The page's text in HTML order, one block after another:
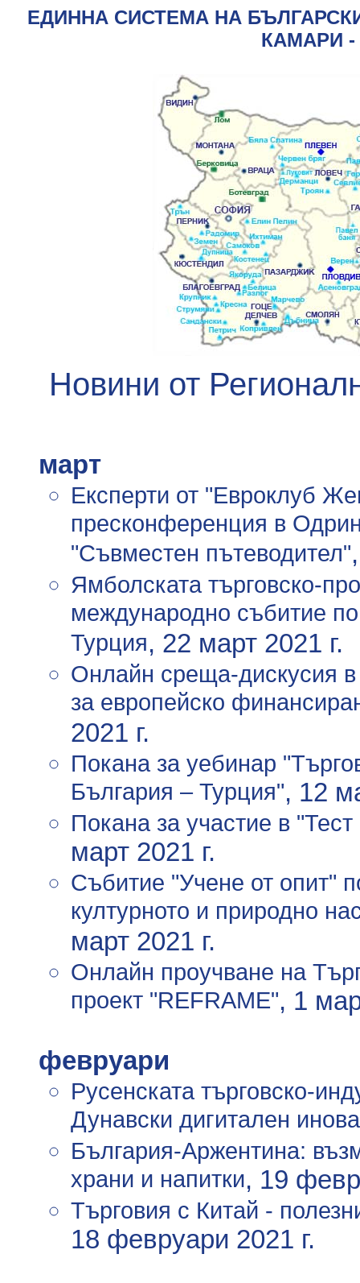
ЕДИННА СИСТЕМА НА
КАМАРИ
Новини от
март
Експерти от "Евроклуб
пресконференция в
"Съвместен пътеводител"
Ямболската търговско-
международно събитие
Турция, 22 март 2021 г.
Онлайн среща-дискусия
за европейско
2021 г.
Покана за уебинар
България – Турция", 12
Покана за участие в
март 2021 г.
Събитие "Учене от опит"
културното и природно
март 2021 г.
Онлайн проучване на
проект "REFRAME", 1
февруари
Русенската търговско-
Дунавски дигитален
България-Аржентина:
храни и напитки, 19
Търговия с Китай -
18 февруари 2021 г.